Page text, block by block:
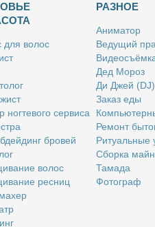
для во­лос
ног­те­во­го сер­ви­са
бро­вей
во­лос
рес­ниц
РАЗНОЕ
Ани­ма­тор
Ве­ду­щий
Дед Мо­роз
Ди Джей (DJ)
За­каз еды
Ре­монт
Ри­ту­аль­ные
Сбор­ка
Та­ма­да
Фо­то­граф